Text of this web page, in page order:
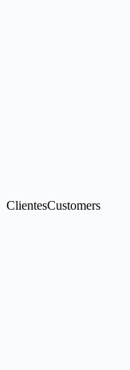
ClientesCustomers